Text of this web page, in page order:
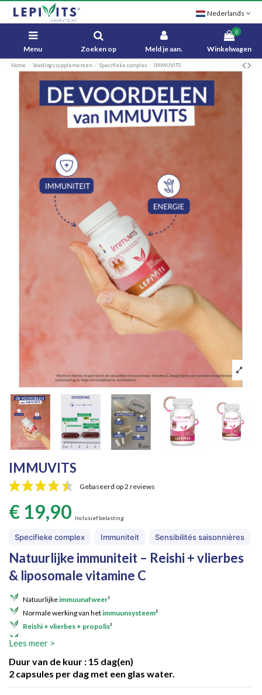
Nederlands
Menu Zoeken op Meld je aan.
0
Winkelwagen
Home Voedingssupplementen Specifieke complex IMMUVITS
IMMUVITS
Gebaseerd op 2 reviews
€ 19,90 Inclusief belasting
Specifieke complex Immuniteit Sensibilités saisonnières
Natuurlijke immuniteit – Reishi + vlierbes
& liposomale vitamine C
Natuurlijkeimmuunafweer¹
Normale werking van hetimmuunsysteem²
Reishi + vlierbes + propolis³
Liposomale
Winterseizoen, natuurlijke immuniteit?
combineert reishi Immulink®, vlierbes ElderCraft®, propolis
Lees meer >
Duur van de kuur : 15 dag(en)
2 capsules per dag met een glas water.